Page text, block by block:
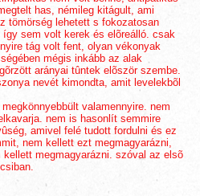
has, némileg kitágult, ami
tömörség lehetett s fokozatosan
sem volt kerek és elõreálló. csak
tág volt fent, olyan vékonyak
mégis inkább az alak
arányai tûntek elõször szembe.
nevét kimondta, amit levelekbõl
valamennyire. nem
nem is hasonlít semmire
amivel felé tudott fordulni és ez
nem kellett ezt megmagyarázni,
megmagyarázni. szóval az elsõ